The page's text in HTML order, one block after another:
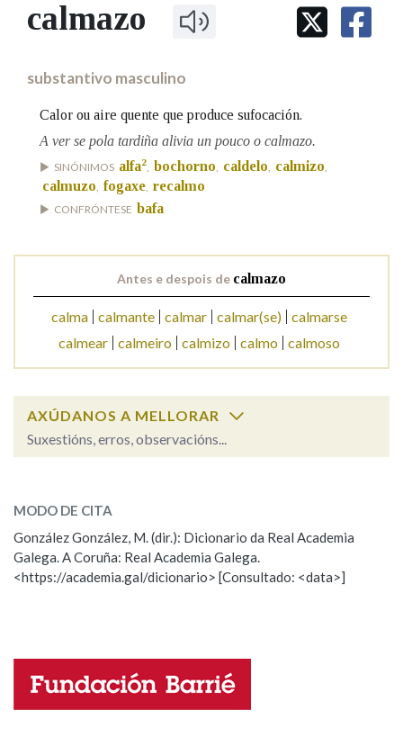
IDENTIDADE CORPORATIVA
MARCIAL DEL ADALID
FIGURAS HOMENAXEADAS
PRIMAVERA DAS LETRAS
PORTAL DAS PALABRAS
Facebook
TwitterYoutubeInstagram
Bluesky
BUSCAR NOS LEMAS
BUSCAR NO CONTIDO
Nas definicións
OUTRAS OPCIÓNS DE BUSCA
Marcas gramaticais
calmazo
substantivo masculino
Calor ou aire quente que produce sufocación.
A ver se pola tardiña alivia un pouco o calmazo.
SINÓNIMOS alfa2 bochorno caldelo calmizo
calmuzo fogaxe recalmo
CONFRÓNTESE bafa
Antes e despois de calmazo
calma calmante calmar calmar(se) calmarse
calmear calmeiro calmizo calmo calmoso
AXÚDANOS A MELLORAR
Suxestións, erros, observacións...
ESCOLLE UNHA OPCIÓN:
Observación Hai un erro na palabra
Propoño mellorar a definición
Nome
MODO DE CITA
González González, M. (dir.): Dicionario da Real Academia
Galega. A Coruña: Real Academia Galega.
<https://academia.gal/dicionario> [Consultado: <data>]